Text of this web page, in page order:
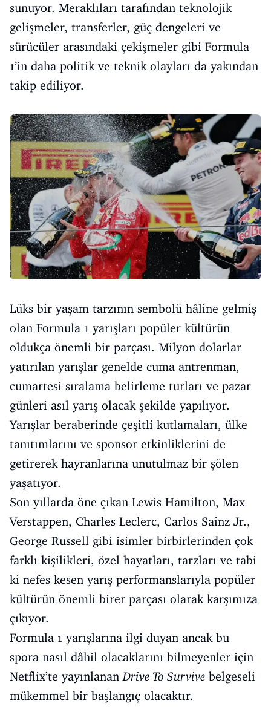
sunuyor. Meraklıları tarafından teknolojik
gelişmeler, transferler, güç dengeleri ve
sürücüler arasındaki çekişmeler gibi Formula
1’in daha politik ve teknik olayları da yakından
takip ediliyor.
Lüks bir yaşam tarzının sembolü hâline gelmiş
olan Formula 1 yarışları popüler kültürün
oldukça önemli bir parçası. Milyon dolarlar
yatırılan yarışlar genelde cuma antrenman,
cumartesi sıralama belirleme turları ve pazar
günleri asıl yarış olacak şekilde yapılıyor.
Yarışlar beraberinde çeşitli kutlamaları, ülke
tanıtımlarını ve sponsor etkinliklerini de
getirerek hayranlarına unutulmaz bir şölen
yaşatıyor.
Son yıllarda öne çıkan Lewis Hamilton, Max
Verstappen, Charles Leclerc, Carlos Sainz Jr.,
George Russell gibi isimler birbirlerinden çok
farklı kişilikleri, özel hayatları, tarzları ve tabi
ki nefes kesen yarış performanslarıyla popüler
kültürün önemli birer parçası olarak karşımıza
çıkıyor.
Formula 1 yarışlarına ilgi duyan ancak bu
spora nasıl dâhil olacaklarını bilmeyenler için
Netflix’te yayınlananDrive To Survive belgeseli
mükemmel bir başlangıç olacaktır.